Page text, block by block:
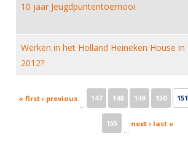
10 jaar Jeugdpuntentoernooi
Werken in het Holland Heineken House in
2012?
Pages
« first ‹ previous
…
147 148 149 150 151
155
…
next › last »